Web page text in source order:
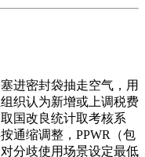
密封袋抽走空气，用
织认为新增或上调税费
国改良统计取考核系
通缩调整，PPWR（包
分歧使用场景设定最低